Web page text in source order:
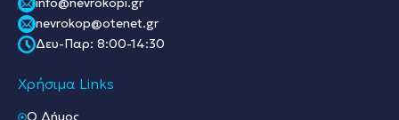
nevrokop@otenet.gr
Δευ-Παρ: 8:00-14:30
Χρήσιμα Links
O Δήμος